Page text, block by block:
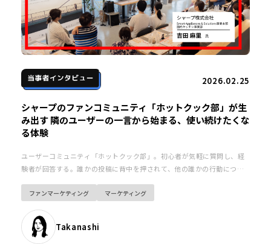
2026.02.25
シャープのファンコミュニティ「ホットクック部」が生
み出す 隣のユーザーの一言から始まる、使い続けたくな
る体験
ユーザーコミュニティ「ホットクック部」。初心者が気軽に質問し、経
験者が回答する。誰かの投稿に背中を押されて、他の誰かの行動につな
れ、CXの向上にもつながっています。
ファンマーケティング マーケティング
Takanashi